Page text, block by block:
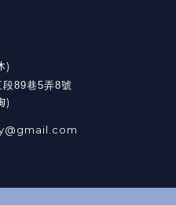
)
89巷5弄8號
)